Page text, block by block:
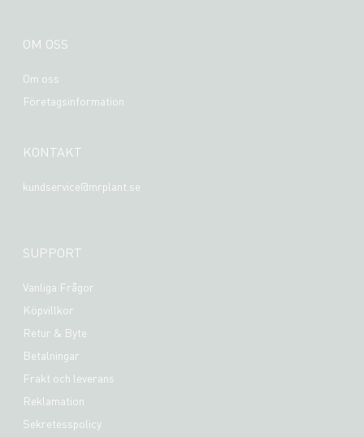
OM OSS
Om oss
Företagsinformation
KONTAKT
kundservice@mrplant.se
SUPPORT
Vanliga Frågor
Köpvillkor
Retur & Byte
Betalningar
Frakt och leverans
Reklamation
Sekretesspolicy